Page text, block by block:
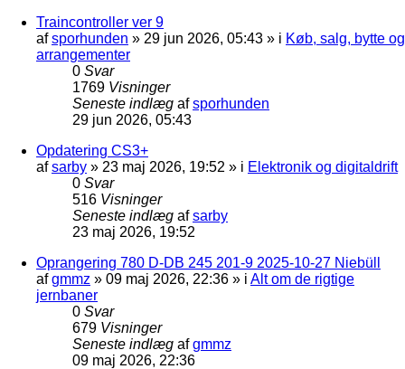
Traincontroller ver 9
afsporhunden » 29 jun 2026, 05:43 » i Køb, salg, bytte og
arrangementer
0 Svar
1769 Visninger
Seneste indlæg afsporhunden
29 jun 2026, 05:43
Opdatering CS3+
afsarby » 23 maj 2026, 19:52 » i Elektronik og digitaldrift
0 Svar
516 Visninger
Seneste indlæg afsarby
23 maj 2026, 19:52
Oprangering 780 D-DB 245 201-9 2025-10-27 Niebüll
afgmmz » 09 maj 2026, 22:36 » i Alt om de rigtige
jernbaner
0 Svar
679 Visninger
Seneste indlæg afgmmz
09 maj 2026, 22:36